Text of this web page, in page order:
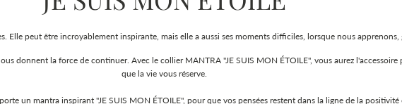
Elle peut être incroyablement inspirante, mais elle a aussi ses moments difficiles, lorsque nous apprenons,
donnent la force de continuer. Avec le collier MANTRA "JE SUIS MON ÉTOILE", vous aurez
que la vie vous réserve.
un mantra inspirant "JE SUIS MON ÉTOILE", pour que vos pensées restent dans la ligne de la